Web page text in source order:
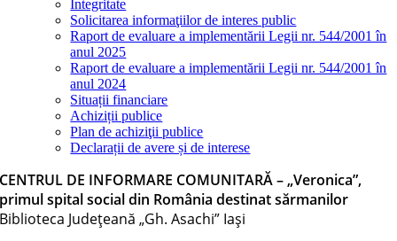
Integritate
Solicitarea informaţiilor de interes public
Raport de evaluare a implementării Legii nr. 544/2001 în
anul 2025
Raport de evaluare a implementării Legii nr. 544/2001 în
anul 2024
Situații financiare
Achiziții publice
Plan de achiziţii publice
Declarații de avere și de interese
CENTRUL DE INFORMARE COMUNITARĂ – „Veronica”,
primul spital social din România destinat sărmanilor
Biblioteca Judeţeană „Gh. Asachi” Iaşi